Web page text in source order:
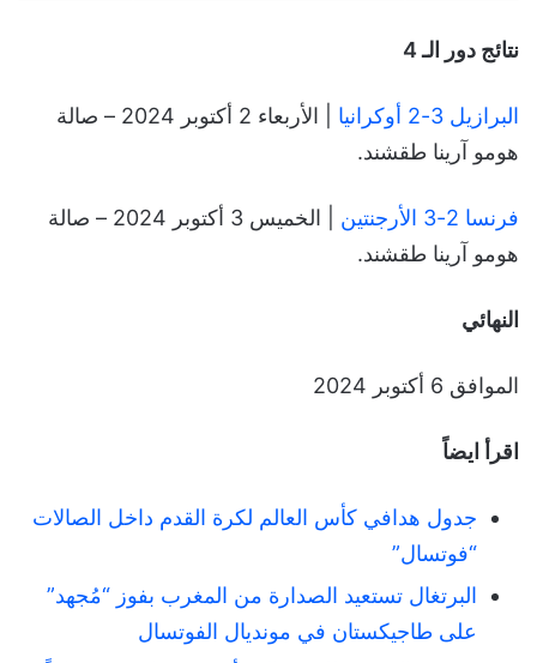
نتائج دور الـ 4
البرازيل 3-2 أوكرانيا
| الأربعاء 2 أكتوبر 2024 – صالة
هومو آرينا طقشند.
فرنسا 2-3 الأرجنتين
| الخميس 3 أكتوبر 2024 – صالة
هومو آرينا طقشند.
النهائي
الموافق 6 أكتوبر 2024
اقرأ ايضاً
جدول هدافي كأس العالم لكرة القدم داخل الصالات
“فوتسال”
البرتغال تستعيد الصدارة من المغرب بفوز “مُجهد”
على طاجيكستان في مونديال الفوتسال